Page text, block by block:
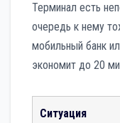
Терминал есть
очередь к нему
мобильный банк
экономит до 20
Ситуация